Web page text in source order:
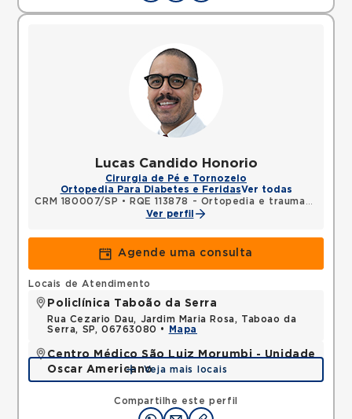
Lucas Candido Honorio
Cirurgia de Pé e Tornozelo
Ortopedia Para Diabetes e FeridasVer todas
CRM 180007/SP •
RQE 113878 - Ortopedia e traumatologia
Ver perfil
Agende uma consulta
Compartilhe este perfil
Locais de Atendimento
Policlínica Taboão da Serra
Rua Cezario Dau, Jardim Maria Rosa, Taboao da
Serra, SP, 06763080 •
Mapa
Centro Médico São Luiz Morumbi - Unidade
Oscar Americano
Rua Engenheiro Oscar Americano, Morumbi, Sao
Paulo, SP, 05673050 •
Mapa
Veja mais locais